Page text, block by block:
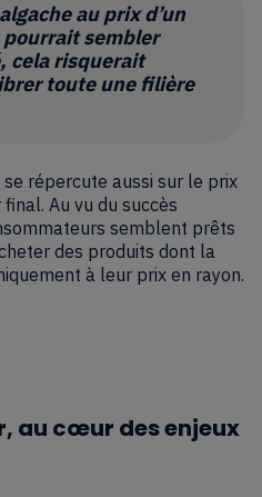
au prix d’un
sembler
cela risquerait
toute une filière
répercute aussi sur le prix
Au vu du succès
semblent prêts
des produits dont la
à leur prix en rayon.
au cœur des enjeux